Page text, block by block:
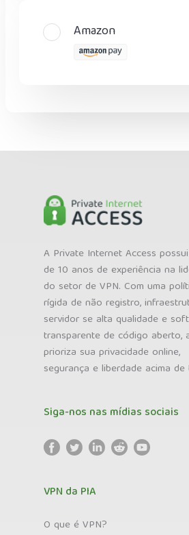
Amazon
A Private Internet Access
de 10 anos de experiência na
do setor de VPN. Com uma
rígida de não registro,
servidor se alta qualidade e
transparente de código aberto,
prioriza sua privacidade online,
segurança e liberdade acima de
Siga-nos nas mídias sociais
VPN da PIA
O que é VPN?